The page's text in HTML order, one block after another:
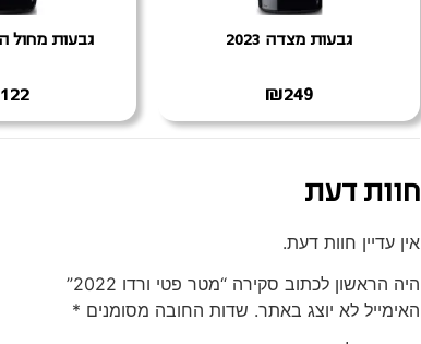
גבעות מצדה 2023
₪249
גבעות מחול
122
חוות דעת
אין עדיין חוות דעת.
היה הראשון לכתוב סקירה “מטר פטי ורדו 2022”
האימייל לא יוצג באתר. שדות החובה מסומנים *